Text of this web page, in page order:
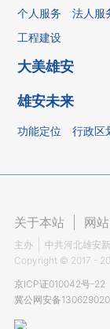
个人服务 法人服
工程建设
大美雄安
雄安未来
功能定位 行政区
关于本站 网
主办
中共河北雄安
Copyright © 2017 -
京ICP证010042号-22
冀公网安备